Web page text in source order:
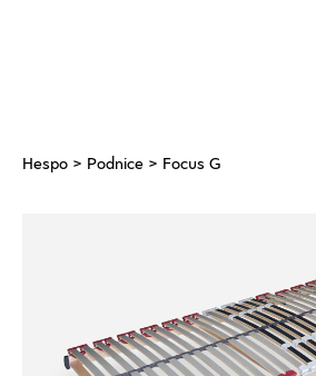
Hespo > Podnice > Focus G